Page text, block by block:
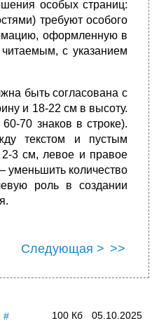
особых страниц:
требуют особого
оформленную в
с указанием
быть согласована с
и 18-22 см в высоту.
70 знаков в строке).
текстом и пустым
3 см, левое и правое
уменьшить количество
роль в создании
Следующая > >>
# 05.10.2025
100 Кб